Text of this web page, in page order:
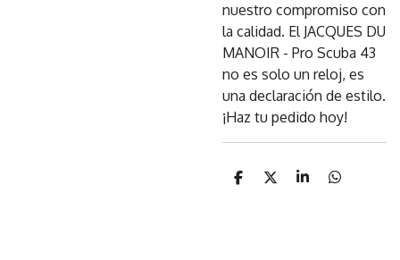
nuestro compromiso con
la calidad. El JACQUES DU
MANOIR - Pro Scuba 43
no es solo un reloj, es
una declaración de estilo.
¡Haz tu pedido hoy!
C
C
C
C